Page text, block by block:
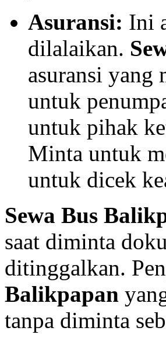
Asuransi: Ini
dilalaikan.
asuransi yang
untuk
untuk pihak
Minta untuk
untuk dicek
Sewa Bus
saat diminta
ditinggalkan.
Balikpapan
tanpa diminta